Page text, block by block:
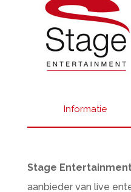
Informatie
Stage
aanbieder van live